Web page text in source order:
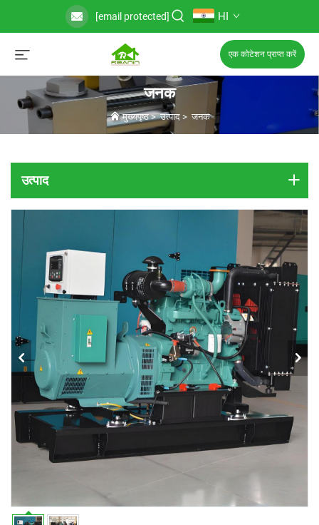
[email protected] HI
एक कोटेशन प्राप्त करें
जनक
मुख्यपृष्ठ>उत्पाद> जनक
उत्पाद